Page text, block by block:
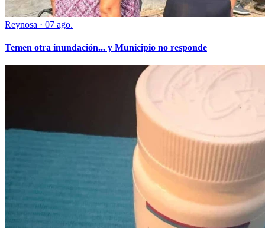
Reynosa · 07 ago.
Temen otra inundación... y Municipio no responde